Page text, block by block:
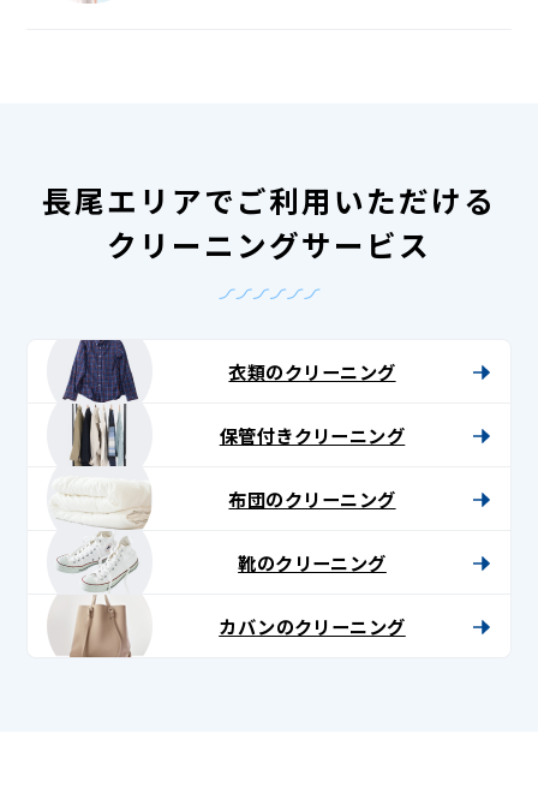
長尾エリアでご利用いただける
クリーニングサービス
衣類のクリーニング
保管付きクリーニング
布団のクリーニング
靴のクリーニング
カバンのクリーニング